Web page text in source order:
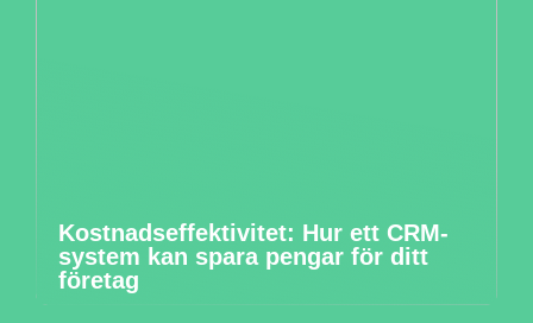
Kostnadseffektivitet: Hur ett CRM-
system kan spara pengar för ditt
företag